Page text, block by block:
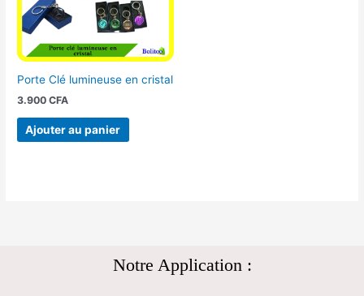
Porte Clé lumineuse en cristal
3.900CFA
Ajouter au panier
Notre Application :